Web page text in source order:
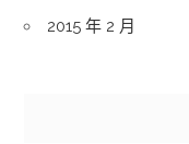
2015 年 2 月